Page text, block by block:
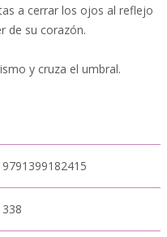
a cerrar los ojos al reflejo
de su corazón.
y cruza el umbral.
9791399182415
338